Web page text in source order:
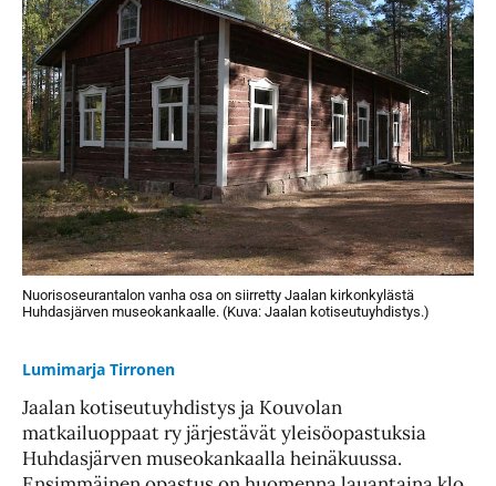
Nuorisoseurantalon vanha osa on siirretty Jaalan kirkonkylästä
Huhdasjärven museokankaalle. (Kuva: Jaalan kotiseutuyhdistys.)
Lumimarja Tirronen
Jaalan kotiseutuyhdistys ja Kouvolan
matkailuoppaat ry järjestävät yleisöopastuksia
Huhdasjärven museokankaalla heinäkuussa.